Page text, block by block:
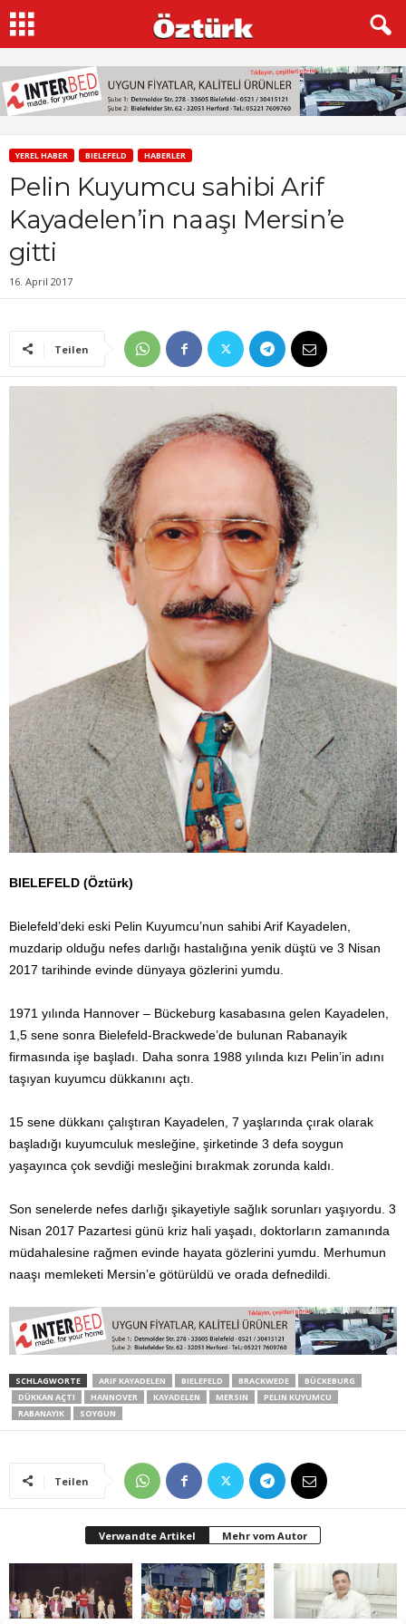
YEREL HABER BIELEFELD HABERLER
Pelin Kuyumcu sahibi Arif
Kayadelen’in naaşı Mersin’e
gitti
16. April 2017
Teilen
BIELEFELD (Öztürk)
Bielefeld’deki eski Pelin Kuyumcu’nun sahibi Arif Kayadelen,
muzdarip olduğu nefes darlığı hastalığına yenik düştü ve 3 Nisan
2017 tarihinde evinde dünyaya gözlerini yumdu.
1971 yılında Hannover – Bückeburg kasabasına gelen Kayadelen,
1,5 sene sonra Bielefeld-Brackwede’de bulunan Rabanayik
firmasında işe başladı. Daha sonra 1988 yılında kızı Pelin’in adını
taşıyan kuyumcu dükkanını açtı.
15 sene dükkanı çalıştıran Kayadelen, 7 yaşlarında çırak olarak
başladığı kuyumculuk mesleğine, şirketinde 3 defa soygun
yaşayınca çok sevdiği mesleğini bırakmak zorunda kaldı.
Son senelerde nefes darlığı şikayetiyle sağlık sorunları yaşıyordu. 3
Nisan 2017 Pazartesi günü kriz hali yaşadı, doktorların zamanında
müdahalesine rağmen evinde hayata gözlerini yumdu. Merhumun
naaşı memleketi Mersin’e götürüldü ve orada defnedildi.
SCHLAGWORTE ARIF KAYADELEN BIELEFELD BRACKWEDE
BÜCKEBURG
DÜKKAN AÇTI
HANNOVER KAYADELEN MERSIN
PELIN KUYUMCU
RABANAYIK
SOYGUN
Teilen
Verwandte Artikel Mehr vom Autor